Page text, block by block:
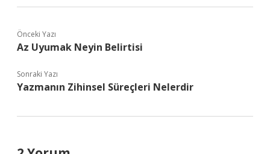
Önceki Yazı
Az Uyumak Neyin Belirtisi
Sonraki Yazı
Yazmanın Zihinsel Süreçleri Nelerdir